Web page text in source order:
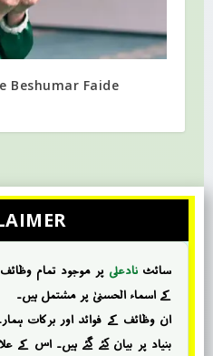
Beshumar Faide
سائٹ نادعلی پر موجود تمام وظائف
کے اسماء الحسنیٰ پر مشتمل ہیں۔
ان وظائف کے فوائد اور برکات
بنیاد پر بیان کئے گئے ہیں۔ اس کے